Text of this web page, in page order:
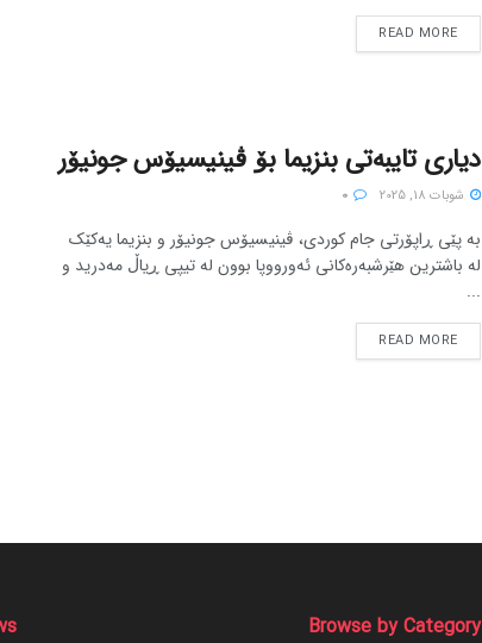
READ MORE
دیاری تایبەتی بنزیما بۆ ڤینیسیۆس جونیۆر
شوبات 18, 2025
بە پێی ڕاپۆرتی جام کوردی، ڤینیسیۆس جونیۆر و بنزیما یەکێک
لە باشترین هێرشبەرەکانی ئەورووپا بوون لە تیپی ڕیاڵ مەدرید و
...
READ MORE
Browse by Category